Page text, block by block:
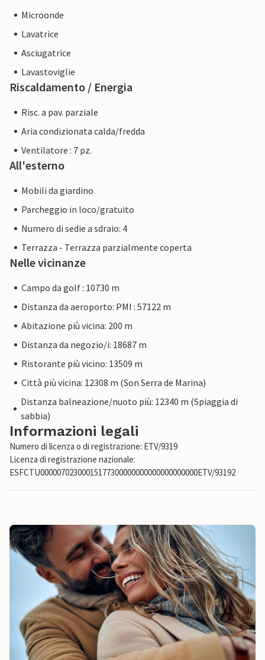
Microonde
Lavatrice
Asciugatrice
Lavastoviglie
Riscaldamento / Energia
Risc. a pav. parziale
Aria condizionata calda/fredda
Ventilatore : 7 pz.
All'esterno
Mobili da giardino
Parcheggio in loco/gratuito
Numero di sedie a sdraio: 4
Terrazza - Terrazza parzialmente coperta
Nelle vicinanze
Campo da golf : 10730 m
Distanza da aeroporto: PMI : 57122 m
Abitazione più vicina: 200 m
Distanza da negozio/i: 18687 m
Ristorante più vicino: 13509 m
Città più vicina: 12308 m (Son Serra de Marina)
Distanza balneazione/nuoto più: 12340 m (Spiaggia di
sabbia)
Informazioni legali
Numero di licenza o di registrazione: ETV/9319
Licenza di registrazione nazionale:
ESFCTU00000702300015177300000000000000000000ETV/93192